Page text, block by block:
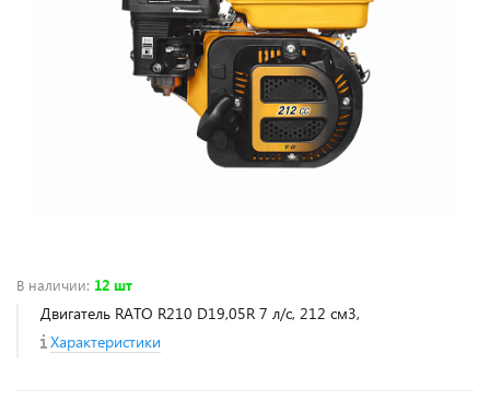
В наличии: 12 шт
Двигатель RATO R210 D19,05R 7 л/с, 212 см3,
Характеристики